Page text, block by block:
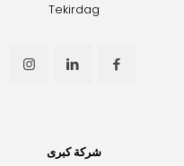
Tekirdag
شركة كبرى